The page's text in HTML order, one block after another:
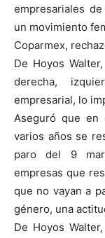
empresariales
un movimiento
Coparmex,
De Hoyos
derecha,
empresarial, lo
Aseguró que en
varios años se
paro del 9
empresas que
que no vayan a
género, una
De Hoyos